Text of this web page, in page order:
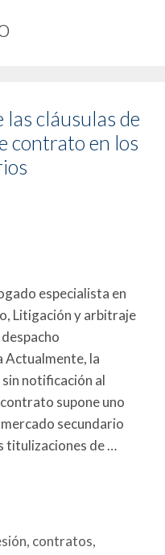
cláusulas de
contrato en los
especialista en
Litigación y arbitraje
Actualmente, la
notificación al
supone uno
secundario
titulizaciones de …
, contratos,